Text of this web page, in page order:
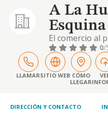
A La
El comercio al
productos de
actos
y en particular
al publico
0/
LLAMARSITIO WEB CÓMO
LLEGAR
DIRECCIÓN Y CONTACTO